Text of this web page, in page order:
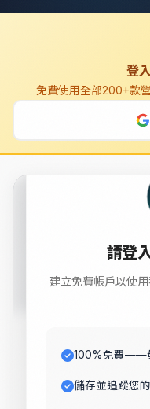
登
免費使用全部200+款
Generate and create
this free online tool.
請登
建立免費帳戶以使
100%免費——
儲存並追蹤您